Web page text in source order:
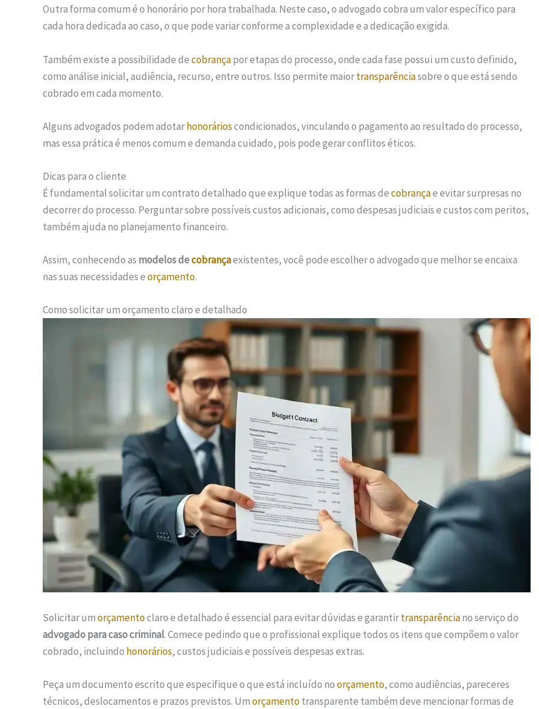
Outra forma comum é o honorário por hora trabalhada. Neste caso, o advogado cobra um valor específico para
cada hora dedicada ao caso, o que pode variar conforme a complexidade e a dedicação exigida.
Também existe a possibilidade decobrançapor etapas do processo, onde cada fase possui um custo definido,
como análise inicial, audiência, recurso, entre outros. Isso permite maiortransparênciasobre o que está sendo
cobrado em cada momento.
Alguns advogados podem adotarhonorárioscondicionados, vinculando o pagamento ao resultado do processo,
mas essa prática é menos comum e demanda cuidado, pois pode gerar conflitos éticos.
Dicas para o cliente
É fundamental solicitar um contrato detalhado que explique todas as formas decobrançae evitar surpresas no
decorrer do processo. Perguntar sobre possíveis custos adicionais, como despesas judiciais e custos com peritos,
também ajuda no planejamento financeiro.
Assim, conhecendo as modelos decobrançaexistentes, você pode escolher o advogado que melhor se encaixa
nas suas necessidades eorçamento.
Como solicitar um orçamento claro e detalhado
Solicitar umorçamentoclaro e detalhado é essencial para evitar dúvidas e garantirtransparênciano serviço do
advogado para caso criminal. Comece pedindo que o profissional explique todos os itens que compõem o valor
cobrado, incluindo honorários, custos judiciais e possíveis despesas extras.
Peça um documento escrito que especifique o que está incluído noorçamento, como audiências, pareceres
técnicos, deslocamentos e prazos previstos. Umorçamentotransparente também deve mencionar formas de